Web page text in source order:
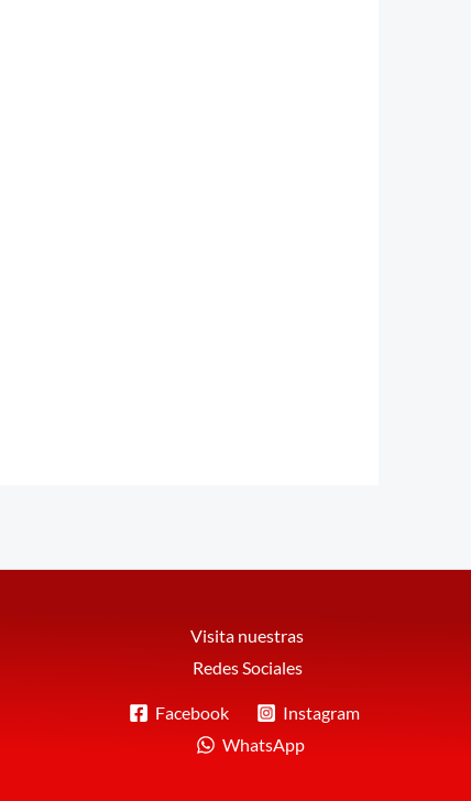
Visita nuestras
Redes Sociales
Facebook
Instagram
WhatsApp